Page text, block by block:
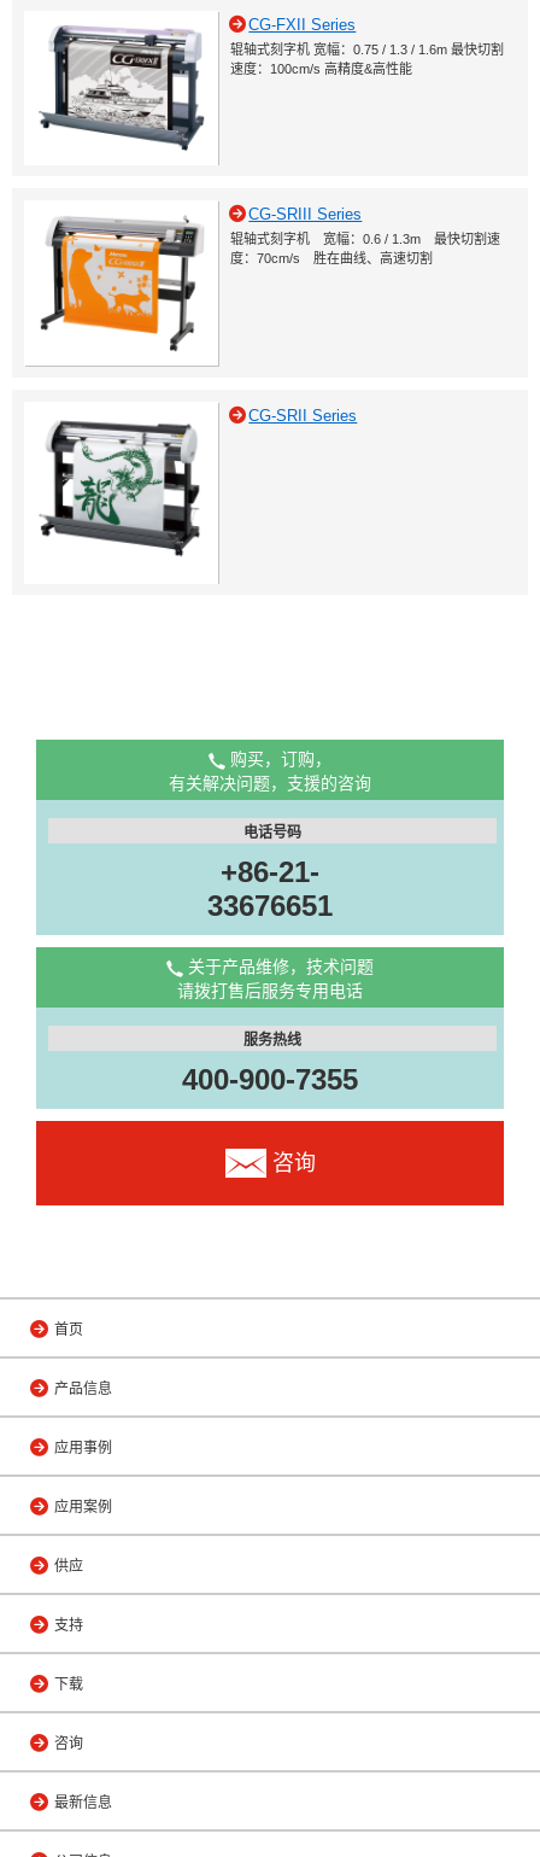
CG-FXII Series
辊轴式刻字机 宽幅：0.75 / 1.3 / 1.6m 最快切割
速度：100cm/s 高精度&高性能
CG-SRIII Series
辊轴式刻字机 宽幅：0.6 / 1.3m 最快切割速
度：70cm/s 胜在曲线、高速切割
CG-SRII Series
购买，订购，
有关解决问题，支援的咨询
电话号码
+86-21-
33676651
关于产品维修，技术问题
请拨打售后服务专用电话
服务热线
400-900-7355
咨询
首页
产品信息
应用事例
应用案例
供应
支持
下载
咨询
最新信息